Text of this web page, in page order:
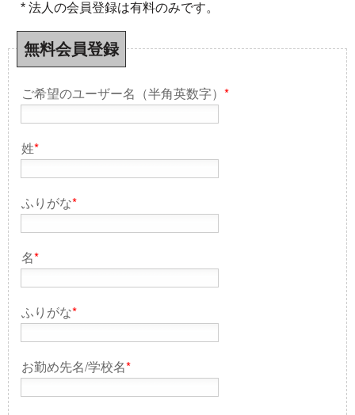
* 法人の会員登録は有料のみです。
無料会員登録
ご希望のユーザー名（半角英数字） *
姓*
ふりがな*
名*
ふりがな*
お勤め先名/学校名*